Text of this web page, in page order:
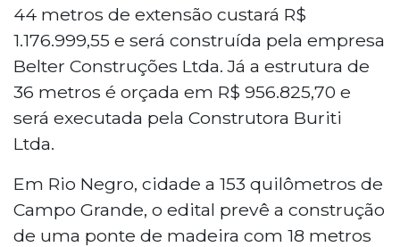
44 metros de extensão custará R$
1.176.999,55 e será construída pela empresa
Belter Construções Ltda. Já a estrutura de
36 metros é orçada em R$ 956.825,70 e
será executada pela Construtora Buriti
Ltda.
Em Rio Negro, cidade a 153 quilômetros de
Campo Grande, o edital prevê a construção
de uma ponte de madeira com 18 metros